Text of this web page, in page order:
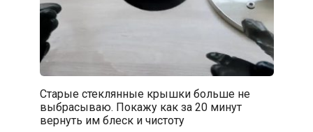
Старые стеклянные крышки больше не
выбрасываю. Покажу как за 20 минут
вернуть им блеск и чистоту